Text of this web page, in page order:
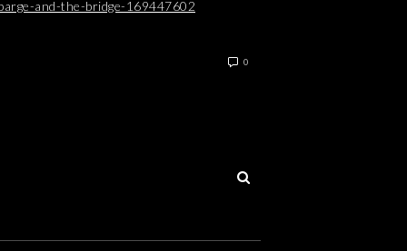
and-the-bridge-169447602
0